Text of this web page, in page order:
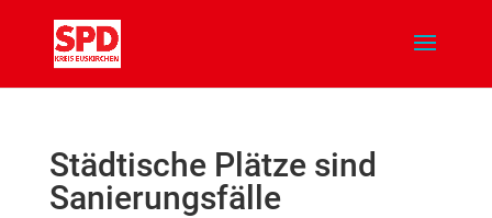
Städtische Plätze sind
Sanierungsfälle